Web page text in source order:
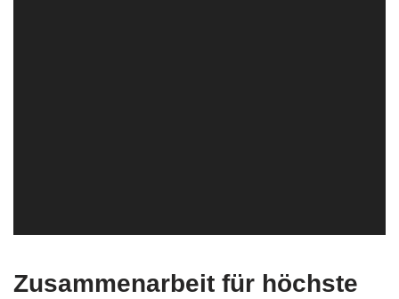
Zusammenarbeit für höchste